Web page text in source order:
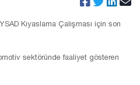
Kıyaslama Çalışması için son
sektöründe faaliyet gösteren